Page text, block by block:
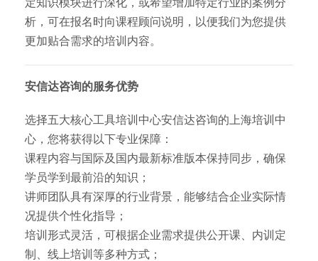
定知识模块进行深化，或希望增加特定行业的案例分
析，可在报名时向课程顾问说明，以便我们为您提供
更加贴合需求的培训内容。
安信达咨询的服务优势
选择五大核心工具培训中心安信达咨询的上海培训中
心，您将获得以下专业保障：
课程内容与国际及国内最新标准版本保持同步，确保
学员学到最前沿的知识；
讲师团队具有深厚的行业背景，能够结合企业实际情
况提供个性化指导；
培训形式灵活，可根据企业需求提供公开课、内训定
制、线上培训等多种方式；